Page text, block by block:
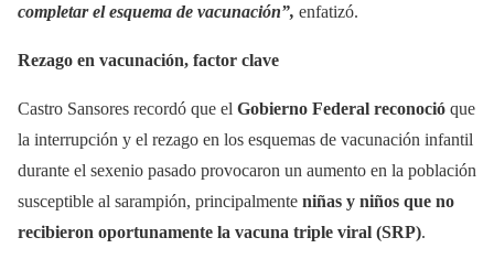
completar el esquema de vacunación”, enfatizó.
Rezago en vacunación, factor clave
Castro Sansores recordó que el Gobierno Federal reconoció que
la interrupción y el rezago en los esquemas de vacunación infantil
durante el sexenio pasado provocaron un aumento en la población
susceptible al sarampión, principalmente niñas y niños que no
recibieron oportunamente la vacuna triple viral (SRP).